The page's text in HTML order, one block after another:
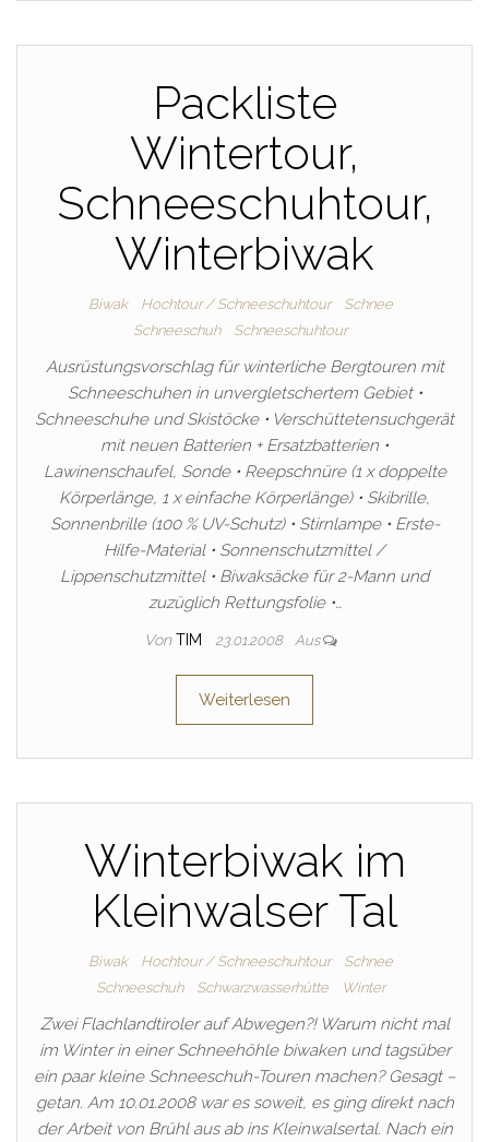
Packliste
Wintertour,
Schneeschuhtour,
Winterbiwak
Biwak Hochtour / Schneeschuhtour
Schnee
Schneeschuh
Schneeschuhtour
Ausrüstungsvorschlag für winterliche Bergtouren mit
Schneeschuhen in unvergletschertem Gebiet •
Schneeschuhe und Skistöcke • Verschüttetensuchgerät
mit neuen Batterien + Ersatzbatterien •
Lawinenschaufel, Sonde • Reepschnüre (1 x doppelte
Körperlänge, 1 x einfache Körperlänge) • Skibrille,
Sonnenbrille (100 % UV-Schutz) • Stirnlampe • Erste-
Hilfe-Material • Sonnenschutzmittel /
Lippenschutzmittel • Biwaksäcke für 2-Mann und
zuzüglich Rettungsfolie •…
Von TIM 23.01.2008 Aus
Weiterlesen
Winterbiwak im
Kleinwalser Tal
Biwak Hochtour / Schneeschuhtour
Schnee
Schneeschuh
Schwarzwasserhütte Winter
Zwei Flachlandtiroler auf Abwegen?! Warum nicht mal
im Winter in einer Schneehöhle biwaken und tagsüber
ein paar kleine Schneeschuh-Touren machen? Gesagt –
getan. Am 10.01.2008 war es soweit, es ging direkt nach
der Arbeit von Brühl aus ab ins Kleinwalsertal. Nach ein